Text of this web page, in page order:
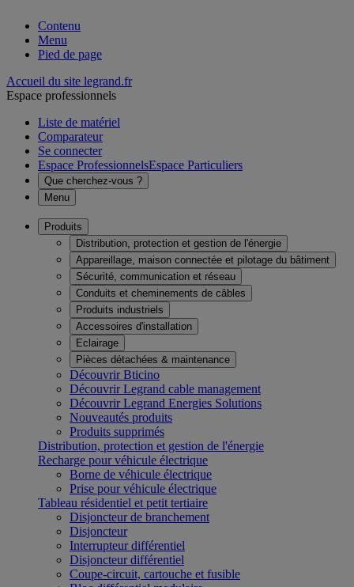
Contenu
Menu
Pied de page
Accueil du site legrand.fr
Espace professionnels
Liste de matériel
Comparateur
Se connecter
Espace ProfessionnelsEspace Particuliers
Que cherchez-vous ?
Menu
Produits
Distribution, protection et gestion de l'énergie
Appareillage, maison connectée et pilotage du bâtiment
Sécurité, communication et réseau
Conduits et cheminements de câbles
Produits industriels
Accessoires d'installation
Eclairage
Pièces détachées & maintenance
Découvrir Bticino
Découvrir Legrand cable management
Découvrir Legrand Energies Solutions
Nouveautés produits
Produits supprimés
Distribution, protection et gestion de l'énergie
Recharge pour véhicule électrique
Borne de véhicule électrique
Prise pour véhicule électrique
Tableau résidentiel et petit tertiaire
Disjoncteur de branchement
Disjoncteur
Interrupteur différentiel
Disjoncteur différentiel
Coupe-circuit, cartouche et fusible